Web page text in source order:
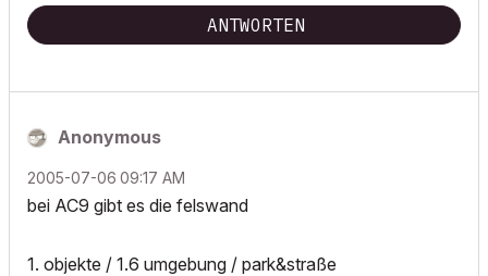
ANTWORTEN
Anonymous
‎2005-07-06 09:17 AM
bei AC9 gibt es die felswand
1. objekte / 1.6 umgebung / park&straße